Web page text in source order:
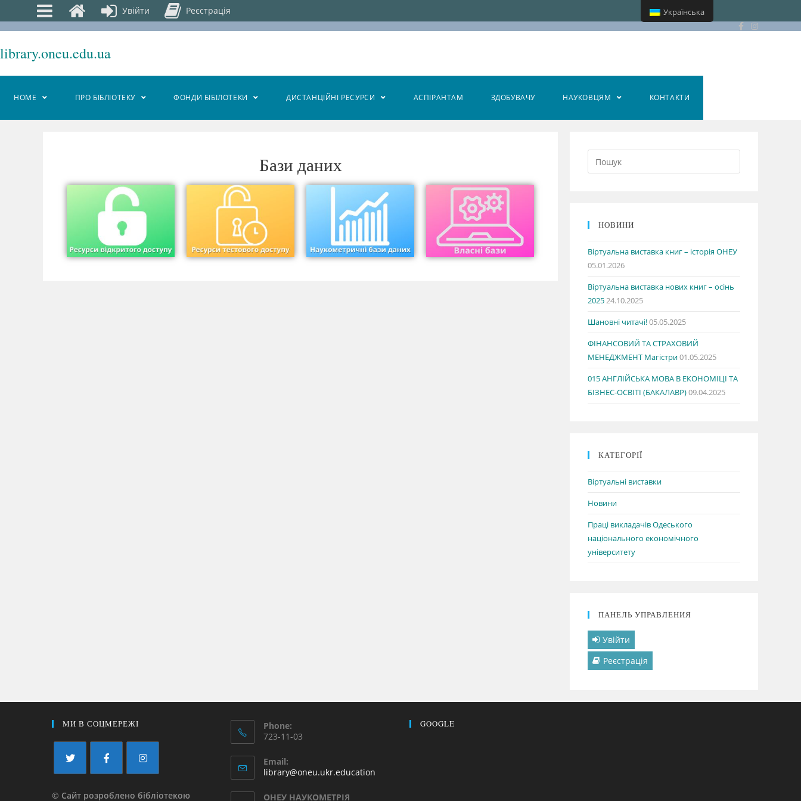
library.oneu.edu.ua
HOME ПРО БІБЛІОТЕКУ ФОНДИ БІБІЛОТЕКИ ДИСТАНЦІЙНІ РЕСУРСИ АСПІРАНТАМ ЗДОБУВАЧУ НАУКОВЦЯМ КОНТАКТИ
Бази даних
НОВИНИ
Віртуальна виставка книг – історія ОНЕУ
05.01.2026
Віртуальна виставка нових книг – осінь
202524.10.2025
Шановні читачі!05.05.2025
ФІНАНСОВИЙ ТА СТРАХОВИЙ
МЕНЕДЖМЕНТ Магістри01.05.2025
015 АНГЛІЙСЬКА МОВА В ЕКОНОМІЦІ ТА
БІЗНЕС-ОСВІТІ (БАКАЛАВР)09.04.2025
КАТЕГОРІЇ
Віртуальні виставки
Новини
Праці викладачів Одеського
національного економічного
університету
ПАНЕЛЬ УПРАВЛЕНИЯ
Увійти
Реєстрація
МИ В СОЦМЕРЕЖІ
© Сайт розроблено бібліотекою
Phone:
723-11-03
Email:
library@oneu.ukr.education
ОНЕУ НАУКОМЕТРІЯ
GOOGLE
Увійти Реєстрація Українська